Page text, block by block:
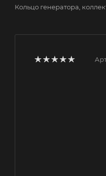
Кольцо генератора,